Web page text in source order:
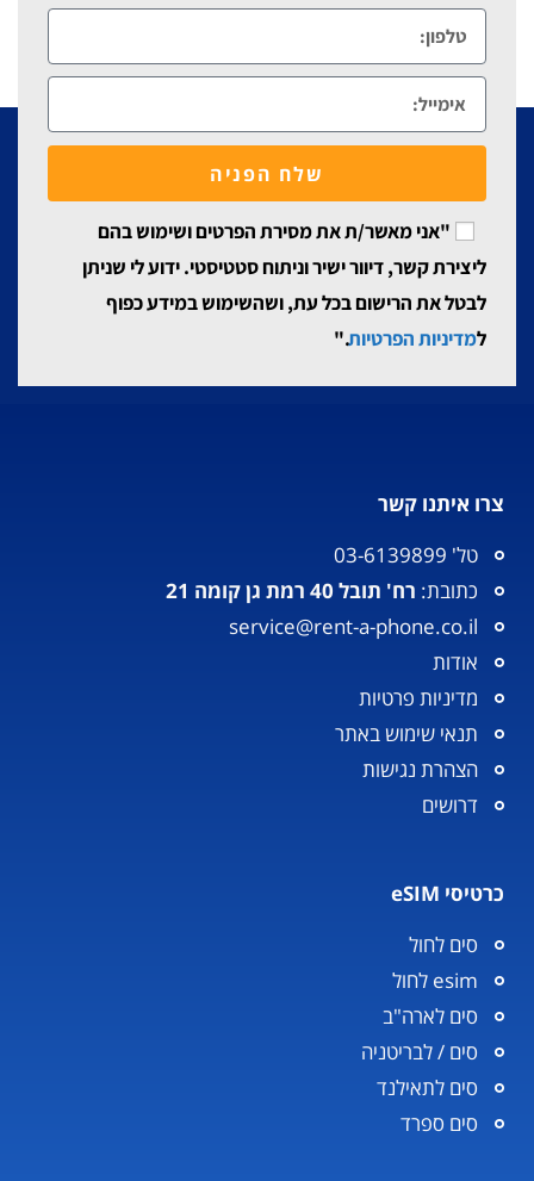
"אני מאשר/ת את מסירת הפרטים ושימוש בהם
ליצירת קשר, דיוור ישיר וניתוח סטטיסטי. ידוע לי שניתן
לבטל את הרישום בכל עת, ושהשימוש במידע כפוף
למדיניות הפרטיות."
שלח הפניה
צרו איתנו קשר
טל' 03-6139899
כתובת: רח' תובל 40 רמת גן קומה 21
service@rent-a-phone.co.il
אודות
מדיניות פרטיות
תנאי שימוש באתר
הצהרת נגישות
דרושים
כרטיסי eSIM
סים לחול
esim לחול
סים לארה"ב
סים / לבריטניה
סים לתאילנד
סים ספרד